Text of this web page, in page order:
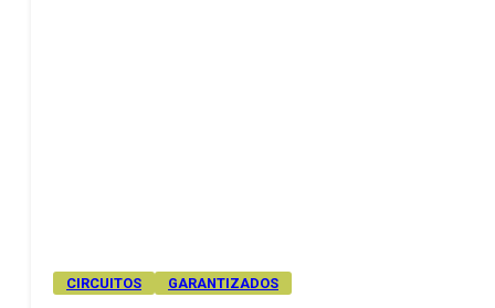
CIRCUITOS GARANTIZADOS